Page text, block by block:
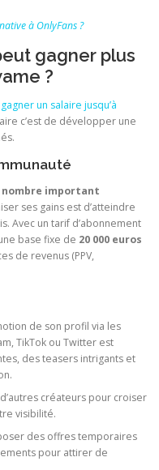
à OnlyFans ?
gagner plus
?
gagner un salaire jusqu’à
c’est de développer une
nombre important
ses gains est d’atteindre
Avec un tarif d’abonnement
base fixe de 20 000 euros
de revenus (PPV,
de son profil via les
TikTok ou Twitter est
des teasers intrigants et
créateurs pour croiser
visibilité.
des offres temporaires
pour attirer de